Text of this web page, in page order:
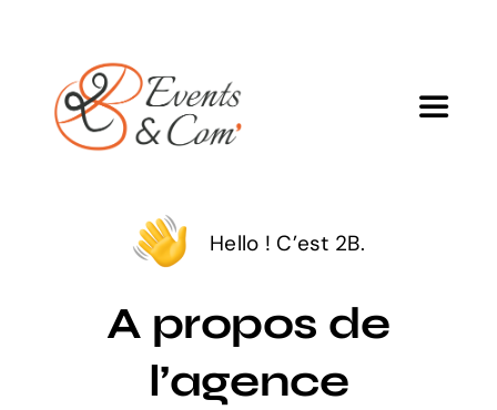
contenu
Toggle
Hello ! C’est 2B.
A propos de
l’agence